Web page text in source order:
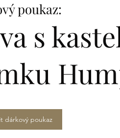
poukaz:
s
dárkový poukaz